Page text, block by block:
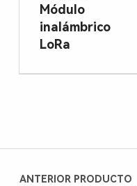
Módulo
inalámbrico
LoRa
ANTERIOR PRODUCTO